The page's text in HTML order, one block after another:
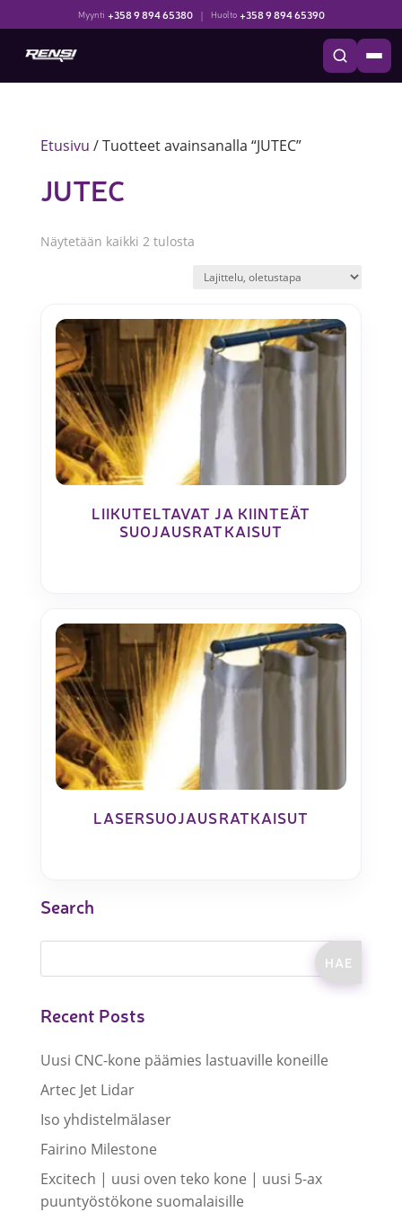
Myynti +358 9 894 65380 | Huolto +358 9 894 65390
Etusivu / Tuotteet avainsanalla “JUTEC”
JUTEC
Näytetään kaikki 2 tulosta
LIIKUTELTAVAT JA KIINTEÄT
SUOJAUSRATKAISUT
LASERSUOJAUSRATKAISUT
Search
Recent Posts
Uusi CNC-kone päämies lastuaville koneille
Artec Jet Lidar
Iso yhdistelmälaser
Fairino Milestone
Excitech | uusi oven teko kone | uusi 5-ax
puuntyöstökone suomalaisille